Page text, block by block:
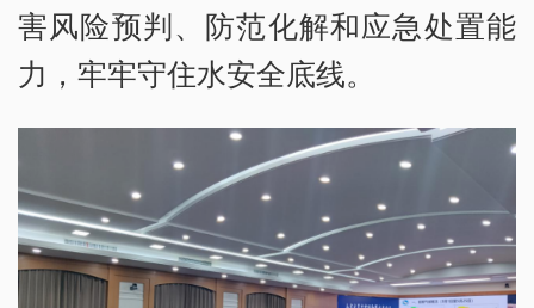
害风险预判、防范化解和应急处置能
力，牢牢守住水安全底线。